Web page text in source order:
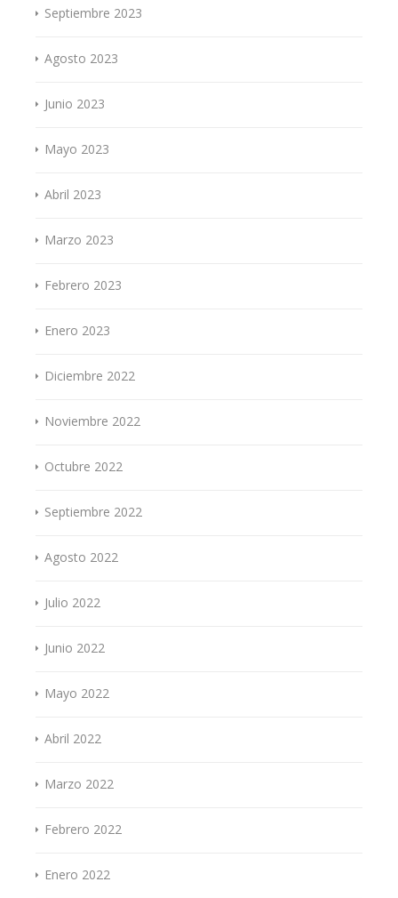
Septiembre 2023
Agosto 2023
Junio 2023
Mayo 2023
Abril 2023
Marzo 2023
Febrero 2023
Enero 2023
Diciembre 2022
Noviembre 2022
Octubre 2022
Septiembre 2022
Agosto 2022
Julio 2022
Junio 2022
Mayo 2022
Abril 2022
Marzo 2022
Febrero 2022
Enero 2022